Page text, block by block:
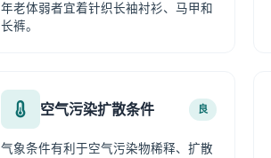
年老体弱者宜着针织长袖衬衫、马甲和
长裤。
空气污染扩散条件 良
气象条件有利于空气污染物稀释、扩散